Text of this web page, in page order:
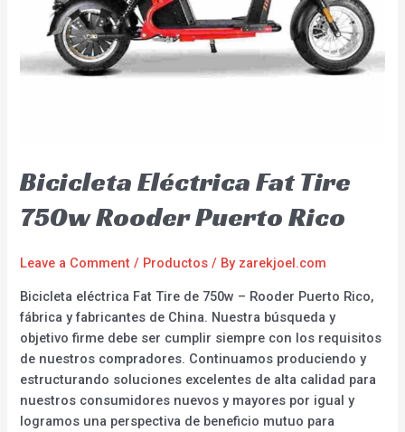
Bicicleta Eléctrica Fat Tire
750w Rooder Puerto Rico
Leave a Comment / Productos / By zarekjoel.com
Bicicleta eléctrica Fat Tire de 750w – Rooder Puerto Rico,
fábrica y fabricantes de China. Nuestra búsqueda y
objetivo firme debe ser cumplir siempre con los requisitos
de nuestros compradores. Continuamos produciendo y
estructurando soluciones excelentes de alta calidad para
nuestros consumidores nuevos y mayores por igual y
logramos una perspectiva de beneficio mutuo para